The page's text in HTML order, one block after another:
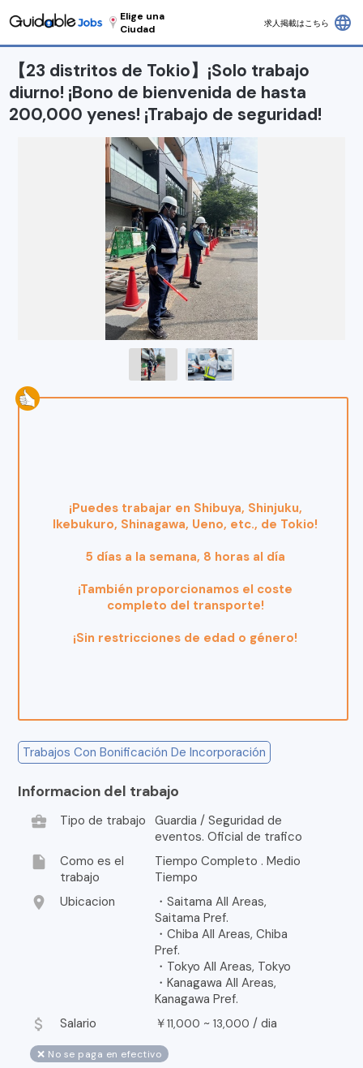
Elige una
Ciudad
求人掲載はこちら language
【23 distritos de Tokio】¡Solo trabajo
diurno! ¡Bono de bienvenida de hasta
200,000 yenes! ¡Trabajo de seguridad!
¡Puedes trabajar en Shibuya, Shinjuku,
Ikebukuro, Shinagawa, Ueno, etc., de Tokio!
5 días a la semana, 8 horas al día
¡También proporcionamos el coste
completo del transporte!
¡Sin restricciones de edad o género!
Trabajos Con Bonificación De Incorporación
Informacion del trabajo
business_center
Tipo de trabajo Guardia / Seguridad de
eventos. Oficial de trafico
insert_drive_file
Como es el
trabajo
Tiempo Completo . Medio
Tiempo
location_on Ubicacion
・Saitama All Areas,
Saitama Pref.
・Chiba All Areas, Chiba
Pref.
・Tokyo All Areas, Tokyo
・Kanagawa All Areas,
Kanagawa Pref.
attach_money Salario ￥11,000 ~ 13,000 / dia
❌ No se paga en efectivo